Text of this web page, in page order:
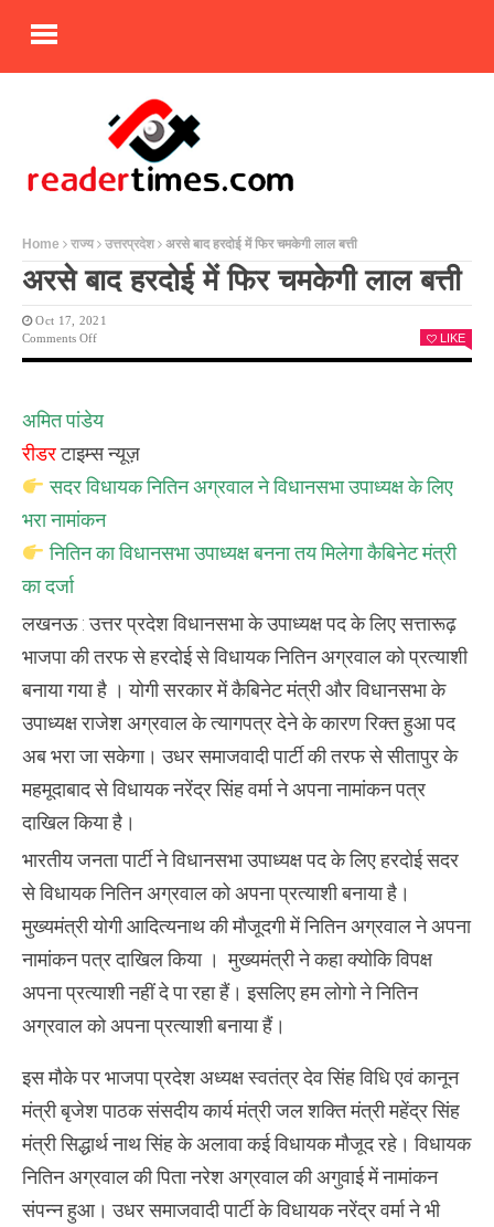
Home राज्य उत्तरप्रदेश अरसे बाद हरदोई में फिर चमकेगी लाल बत्ती
अरसे बाद हरदोई में फिर चमकेगी लाल बत्ती
Oct 17, 2021
Comments OffOn
फिर
लाल
बत्ती
LIKE
अमित पांडेय
रीडरटाइम्स न्यूज़
सदर विधायक नितिन अग्रवाल ने विधानसभा उपाध्यक्ष के लिए
भरा नामांकन
नितिन का विधानसभा उपाध्यक्ष बनना तय मिलेगा कैबिनेट मंत्री
का दर्जा
लखनऊ : उत्तर प्रदेश विधानसभा के उपाध्यक्ष पद के लिए सत्तारूढ़
भाजपा की तरफ से हरदोई से विधायक नितिन अग्रवाल को प्रत्याशी
बनाया गया है । योगी सरकार में कैबिनेट मंत्री और विधानसभा के
उपाध्यक्ष राजेश अग्रवाल के त्यागपत्र देने के कारण रिक्त हुआ पद
अब भरा जा सकेगा। उधर समाजवादी पार्टी की तरफ से सीतापुर के
महमूदाबाद से विधायक नरेंद्र सिंह वर्मा ने अपना नामांकन पत्र
दाखिल किया है।
भारतीय जनता पार्टी ने विधानसभा उपाध्यक्ष पद के लिए हरदोई सदर
से विधायक नितिन अग्रवाल को अपना प्रत्याशी बनाया है।
मुख्यमंत्री योगी आदित्यनाथ की मौजूदगी में नितिन अग्रवाल ने अपना
नामांकन पत्र दाखिल किया । मुख्यमंत्री ने कहा क्योकि विपक्ष
अपना प्रत्याशी नहीं दे पा रहा हैं। इसलिए हम लोगो ने नितिन
अग्रवाल को अपना प्रत्याशी बनाया हैं।
इस मौके पर भाजपा प्रदेश अध्यक्ष स्वतंत्र देव सिंह विधि एवं कानून
मंत्री बृजेश पाठक संसदीय कार्य मंत्री जल शक्ति मंत्री महेंद्र सिंह
मंत्री सिद्धार्थ नाथ सिंह के अलावा कई विधायक मौजूद रहे। विधायक
नितिन अग्रवाल की पिता नरेश अग्रवाल की अगुवाई में नामांकन
संपन्न हुआ। उधर समाजवादी पार्टी के विधायक नरेंद्र वर्मा ने भी